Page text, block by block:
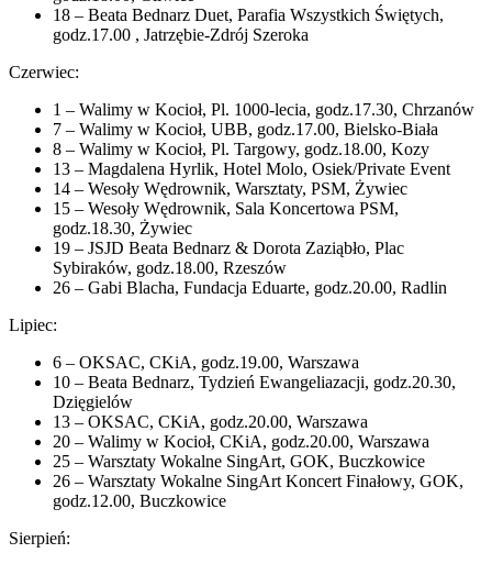
18 – Beata Bednarz Duet, Parafia Wszystkich Świętych,
godz.17.00 , Jatrzębie-Zdrój Szeroka
Czerwiec:
1 – Walimy w Kocioł, Pl. 1000-lecia, godz.17.30, Chrzanów
7 – Walimy w Kocioł, UBB, godz.17.00, Bielsko-Biała
8 – Walimy w Kocioł, Pl. Targowy, godz.18.00, Kozy
13 – Magdalena Hyrlik, Hotel Molo, Osiek/Private Event
14 – Wesoły Wędrownik, Warsztaty, PSM, Żywiec
15 – Wesoły Wędrownik, Sala Koncertowa PSM,
godz.18.30, Żywiec
19 – JSJD Beata Bednarz & Dorota Zaziąbło, Plac
Sybiraków, godz.18.00, Rzeszów
26 – Gabi Blacha, Fundacja Eduarte, godz.20.00, Radlin
Lipiec:
6 – OKSAC, CKiA, godz.19.00, Warszawa
10 – Beata Bednarz, Tydzień Ewangeliazacji, godz.20.30,
Dzięgielów
13 – OKSAC, CKiA, godz.20.00, Warszawa
20 – Walimy w Kocioł, CKiA, godz.20.00, Warszawa
25 – Warsztaty Wokalne SingArt, GOK, Buczkowice
26 – Warsztaty Wokalne SingArt Koncert Finałowy, GOK,
godz.12.00, Buczkowice
Sierpień: